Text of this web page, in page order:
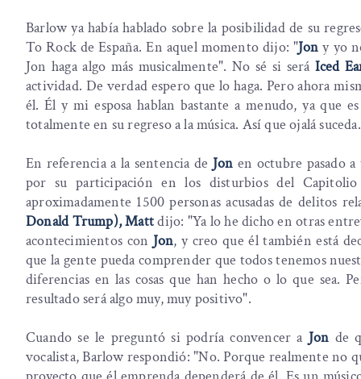
Barlow ya había hablado sobre la posibilidad de su
To Rock de España. En aquel momento dijo: "Jon y yo
Jon haga algo más musicalmente". No sé si será Iced
actividad. De verdad espero que lo haga. Pero ahora
él. Él y mi esposa hablan bastante a menudo, ya que
totalmente en su regreso a la música. Así que ojalá suceda.
En referencia a la sentencia de Jon en octubre pasado
por su participación en los disturbios del
aproximadamente 1500 personas acusadas de delitos
Donald Trump), Mattdijo: "Ya lo he dicho en otras
acontecimientos con Jon, y creo que él también está
que la gente pueda comprender que todos tenemos
diferencias en las cosas que han hecho o lo que sea.
resultado será algo muy, muy positivo".
Cuando se le preguntó si podría convencer a Jon de
vocalista, Barlow respondió: "No. Porque realmente no